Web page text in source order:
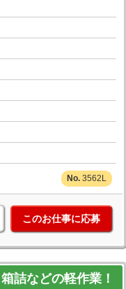
3562L
このお仕事に応募
詰などの軽作業！